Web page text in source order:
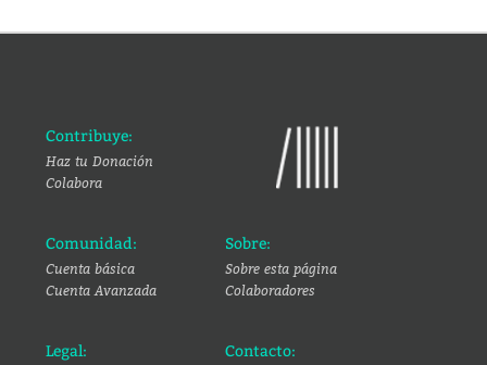
Contribuye:
Haz tu Donación
Colabora
Comunidad:
Cuenta básica
Cuenta Avanzada
Sobre:
Sobre esta página
Colaboradores
Legal: Contacto: